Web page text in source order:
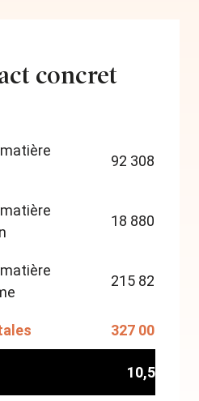
concret
92 308 $
18 880 $
215 820 $
327 008 $
10,59